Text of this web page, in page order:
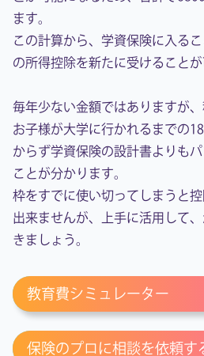
ます。
この計算から、学資保険に入る
の所得控除を新たに受けることが
毎年少ない金額ではありますが、
お子様が大学に行かれるまでの
からず学資保険の設計書よりも
ことが分かります。
枠をすでに使い切ってしまうと
出来ませんが、上手に活用して
きましょう。
教育費シミュレーター
保険のプロに相談を依頼す